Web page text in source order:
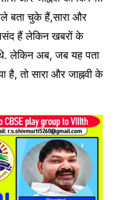
बता चुके हैं,सारा और
पसंद हैं लेकिन खबरों के
थे. लेकिन अब, जब यह पता
तो सारा और जाह्नवी के